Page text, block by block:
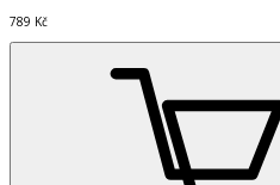
789 Kč